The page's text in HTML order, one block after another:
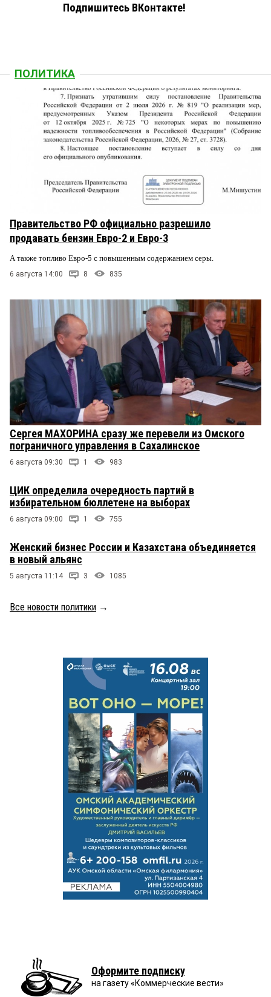
Подпишитесь ВКонтакте!
ПОЛИТИКА
Правительство РФ официально разрешило
продавать бензин Евро-2 и Евро-3
А также топливо Евро-5 с повышенным содержанием серы.
6 августа 14:00 8 835
Сергея МАХОРИНА сразу же перевели из Омского
пограничного управления в Сахалинское
6 августа 09:30 1 983
ЦИК определила очередность партий в
избирательном бюллетене на выборах
6 августа 09:00 1 755
Женский бизнес России и Казахстана объединяется
в новый альянс
5 августа 11:14 3 1085
Все новости политики →
Оформите подписку
на газету «Коммерческие вести»